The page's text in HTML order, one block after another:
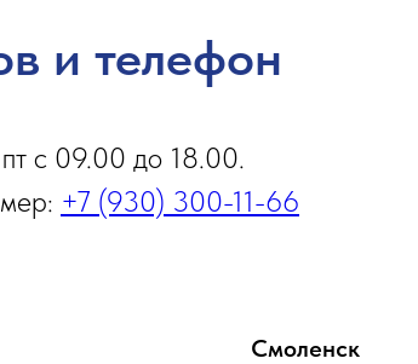
и телефон
с 09.00 до 18.00.
+7 (930) 300-11-66
Смоленск